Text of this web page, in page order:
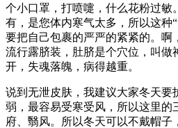
个小口罩，打喷嚏，什么花粉过敏
有，是您体内寒气太多，所以这种
要把自己包裹的严严的紧紧的。啊
流行露脐装，肚脐是个穴位，叫做
开，失魂落魄，病得越重。
说到无泄皮肤，我建议大家冬天要
弱，最容易受寒受风，所以这里的
府、翳风。所以冬天可以不戴帽